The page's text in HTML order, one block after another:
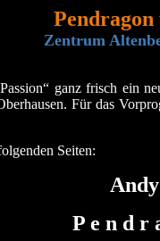
Pendragon
Zentrum
ganz frisch ein
Für das
Seiten:
P e n d